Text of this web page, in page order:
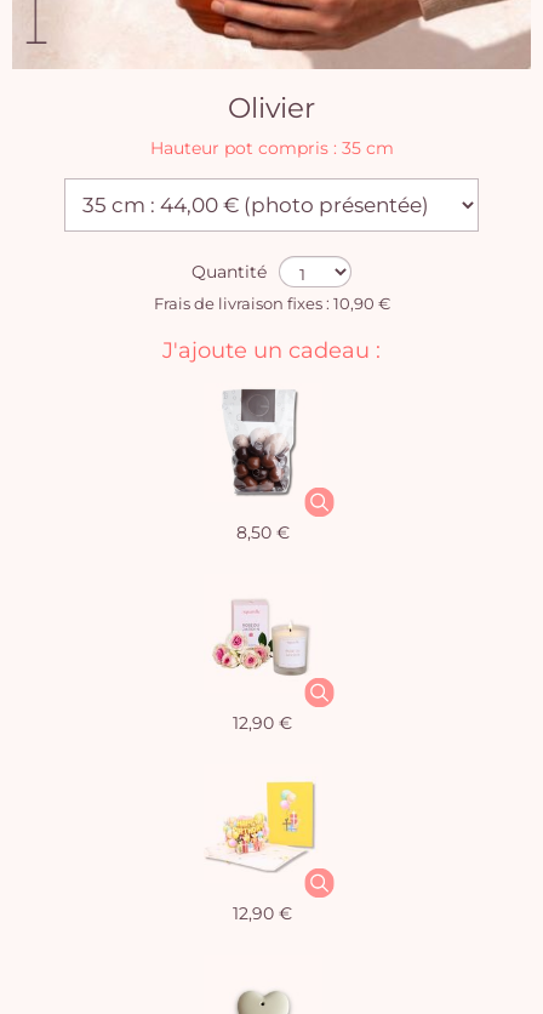
Olivier
Hauteur pot compris : 35 cm
Quantité
Frais de livraison fixes : 10,90 €
J'ajoute un cadeau :
8,50 €
12,90 €
12,90 €